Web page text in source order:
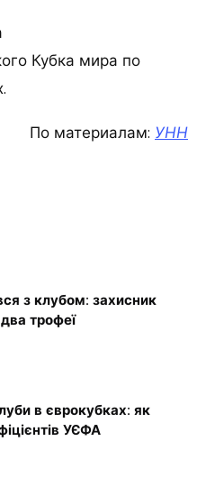
Кубка мира по
По материалам: УНН
з клубом: захисник
трофеї
в єврокубках: як
УЄФА